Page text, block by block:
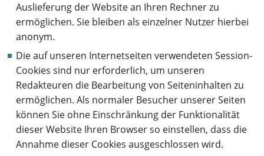
Auslieferung der Website an Ihren Rechner zu
ermöglichen. Sie bleiben als einzelner Nutzer hierbei
anonym.
Die auf unseren Internetseiten verwendeten Session-
Cookies sind nur erforderlich, um unseren
Redakteuren die Bearbeitung von Seiteninhalten zu
ermöglichen. Als normaler Besucher unserer Seiten
können Sie ohne Einschränkung der Funktionalität
dieser Website Ihren Browser so einstellen, dass die
Annahme dieser Cookies ausgeschlossen wird.